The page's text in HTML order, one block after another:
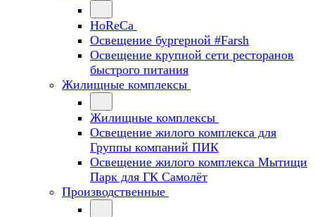
HoReCa
Освещение бургерной #Farsh
Освещение крупной сети ресторанов
быстрого питания
Жилищные комплексы
Жилищные комплексы
Освещение жилого комплекса для
Группы компаний ПИК
Освещение жилого комплекса Мытищи
Парк для ГК Самолёт
Производственные